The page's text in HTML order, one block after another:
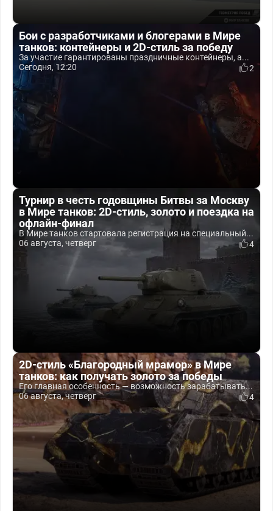
Бои с разработчиками и блогерами в Мире
танков: контейнеры и 2D-стиль за победу
За участие гарантированы праздничные контейнеры, а...
Сегодня, 12:20
2
Турнир в честь годовщины Битвы за Москву
в Мире танков: 2D-стиль, золото и поездка на
офлайн-финал
В Мире танков стартовала регистрация на специальный...
06 августа, четверг
4
2D-стиль «Благородный мрамор» в Мире
танков: как получать золото за победы
Его главная особенность — возможность зарабатывать...
06 августа, четверг
4